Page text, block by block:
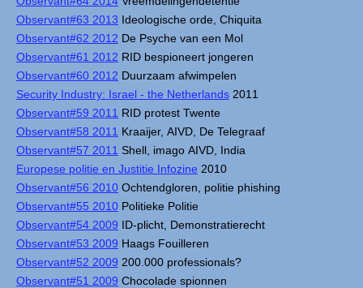
Observant#63 2013 Ideologische orde, Chiquita
Observant#62 2012 De Psyche van een Mol
Observant#61 2012 RID bespioneert jongeren
Observant#60 2012 Duurzaam afwimpelen
Security Industry: Israel - the Netherlands 2011
Observant#59 2011 RID protest Twente
Observant#58 2011 Kraaijer, AIVD, De Telegraaf
Observant#57 2011 Shell, imago AIVD, India
Europese politie en Justitie Infozine 2010
Observant#56 2010 Ochtendgloren, politie phishing
Observant#55 2010 Politieke Politie
Observant#54 2009 ID-plicht, Demonstratierecht
Observant#53 2009 Haags Fouilleren
Observant#52 2009 200.000 professionals?
Observant#51 2009 Chocolade spionnen